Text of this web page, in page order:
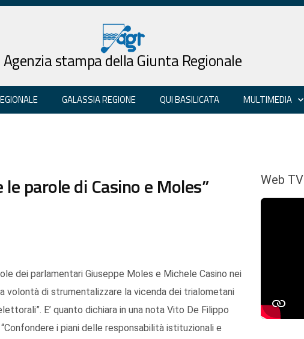
Agenzia stampa della Giunta Regionale
GALASSIA REGIONE QUI BASILICATA MULTIMEDIA
parole di Casino e Moles”
dei parlamentari Giuseppe Moles e Michele Casino nei
volontà di strumentalizzare la vicenda dei trialometani
E’ quanto dichiara in una nota Vito De Filippo
i piani delle responsabilità istituzionali e
Web TV